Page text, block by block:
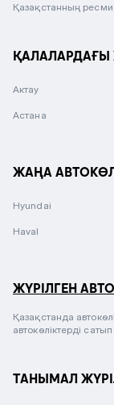
Қазақстанның ресми
ҚАЛАЛАРДАҒЫ
Актау
Астана
ЖАҢА
Hyundai
Haval
ЖҮРІЛГЕН
Қазақстанда
автокөліктерді
ТАНЫМАЛ